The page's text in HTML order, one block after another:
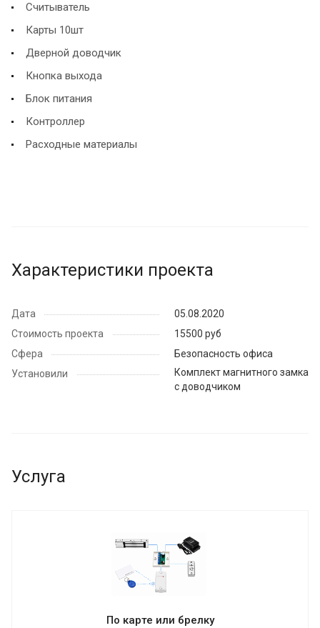
Считыватель
Карты 10шт
Дверной доводчик
Кнопка выхода
Блок питания
Контроллер
Расходные материалы
Характеристики проекта
Дата
05.08.2020
Стоимость проекта
15500 руб
Сфера
Безопасность офиса
Установили
Комплект магнитного замка
с доводчиком
Услуга
По карте или брелку